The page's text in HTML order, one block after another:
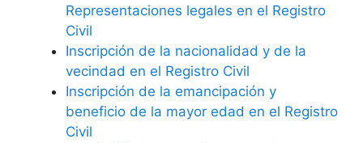
Representaciones legales en el Registro
Civil
Inscripción de la nacionalidad y de la
vecindad en el Registro Civil
Inscripción de la emancipación y
beneficio de la mayor edad en el Registro
Civil